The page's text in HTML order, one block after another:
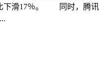
下滑17％。 同时，腾讯